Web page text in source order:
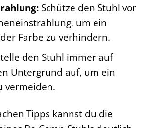
Schütze den Stuhl vor
um ein
Farbe zu verhindern.
den Stuhl immer auf
Untergrund auf, um ein
vermeiden.
Tipps kannst du die